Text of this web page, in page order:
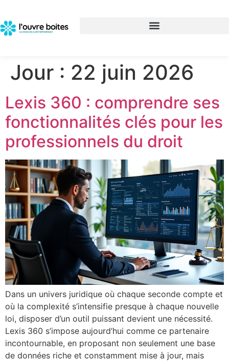
Jour : 22 juin 2026
Lexis 360 : comprendre ses
fonctionnalités clés pour les
professionnels du droit
Dans un univers juridique où chaque seconde compte et
où la complexité s’intensifie presque à chaque nouvelle
loi, disposer d’un outil puissant devient une nécessité.
Lexis 360 s’impose aujourd’hui comme ce partenaire
incontournable, en proposant non seulement une base
de données riche et constamment mise à jour, mais